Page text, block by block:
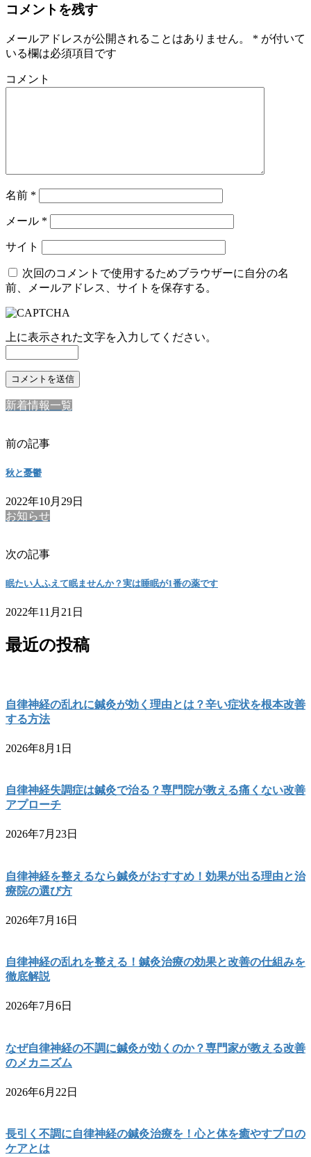
コメントを残す
メールアドレスが公開されることはありません。 * が付いて
いる欄は必須項目です
コメント
名前 *
メール *
サイト
次回のコメントで使用するためブラウザーに自分の名
前、メールアドレス、サイトを保存する。
上に表示された文字を入力してください。
新着情報一覧
前の記事
秋と憂鬱
2022年10月29日
お知らせ
次の記事
眠たい人ふえて眠ませんか？実は睡眠が1番の薬です
2022年11月21日
最近の投稿
自律神経の乱れに鍼灸が効く理由とは？辛い症状を根本改善
する方法
2026年8月1日
自律神経失調症は鍼灸で治る？専門院が教える痛くない改善
アプローチ
2026年7月23日
自律神経を整えるなら鍼灸がおすすめ！効果が出る理由と治
療院の選び方
2026年7月16日
自律神経の乱れを整える！鍼灸治療の効果と改善の仕組みを
徹底解説
2026年7月6日
なぜ自律神経の不調に鍼灸が効くのか？専門家が教える改善
のメカニズム
2026年6月22日
長引く不調に自律神経の鍼灸治療を！心と体を癒やすプロの
ケアとは